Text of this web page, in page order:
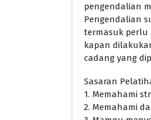
pengendalian
Pengendalian
termasuk perlu
kapan
cadang yang
Sasaran
1. Memahami
2. Memahami